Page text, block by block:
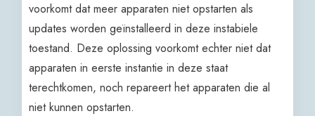
voorkomt dat meer apparaten niet opstarten als
updates worden geïnstalleerd in deze instabiele
toestand. Deze oplossing voorkomt echter niet dat
apparaten in eerste instantie in deze staat
terechtkomen, noch repareert het apparaten die al
niet kunnen opstarten.